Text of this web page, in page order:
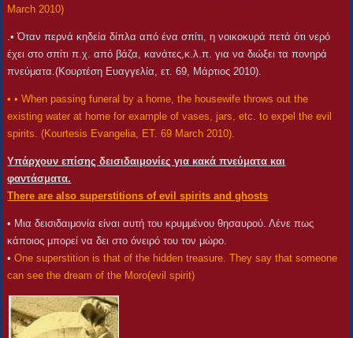
March 2010)
.• Όταν περνά κηδεία δίπλα από ένα σπίτι, η νοικοκυρά πετά ότι νερό
έχει στο σπίτι π.χ. από βάζα, κανάτες,κ.λ.π. για να διώξει τα πονηρά
πνεύματα.(Κουρτέση Ευαγγελία, ετ. 69, Μάρτιος 2010).
• • When passing funeral by a home, the housewife throws out the
existing water at home for example of vases, jars, etc. to expel the evil
spirits. (Kourtesis Evangelia, ET. 69 March 2010).
Υπάρχουν επίσης δεισιδαιμονίες για κακά πνεύματα και
φαντάσματα.
There are also superstitions of evil spirits and ghosts
• Μια δεισιδαιμονία είναι αυτή του κρυμμένου θησαυρού. Λένε πως
κάποιος μπορεί να δει στο όνειρό του τον μώρο.
• One superstition is that of the hidden treasure. They say that someone
can see the dream of the Moro(evil spirit)